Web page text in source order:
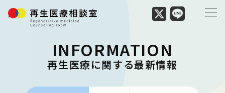
INFORMATION
再生医療に関する最新情報